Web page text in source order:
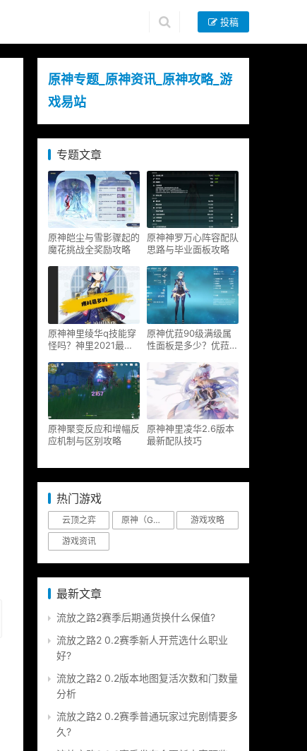
投稿
原神专题_原神资讯_原神攻略_游
戏易站
专题文章
原神皑尘与雪影骤起的
魔花挑战全奖励攻略
原神神罗万心阵容配队
思路与毕业面板攻略
原神神里绫华q技能穿
怪吗？神里2021最新
原神优菈90级满级属
性面板是多少？优菈大
原神聚变反应和增幅反
应机制与区别攻略
原神神里凌华2.6版本
最新配队技巧
热门游戏
云顶之弈 原神（Genshin Impact）
游戏攻略
游戏资讯
最新文章
流放之路2赛季后期通货换什么保值?
流放之路2 0.2赛季新人开荒选什么职业
好?
流放之路2 0.2版本地图复活次数和门数量
分析
流放之路2 0.2赛季普通玩家过完剧情要多
久?